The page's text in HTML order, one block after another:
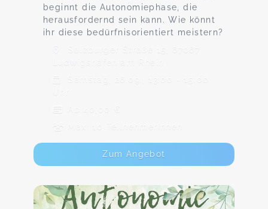
beginnt die Autonomiephase, die
herausfordernd sein kann. Wie könnt
ihr diese bedürfnisorientiert meistern?
Salzburger Straße 15, 67067
Ludwigshafen am Rhein
Samstag, 26.09., 13:00 - 15:00
Ab 40,00 €
Max. 10 TeilnehmerInnen
Zum Angebot